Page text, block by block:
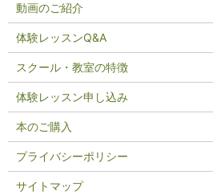
動画のご紹介
体験レッスンQ&A
スクール・教室の特徴
体験レッスン申し込み
本のご購入
プライバシーポリシー
サイトマップ